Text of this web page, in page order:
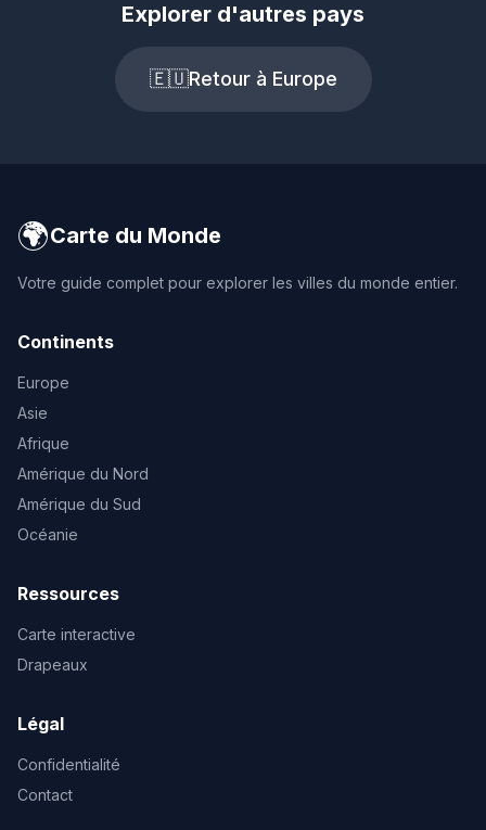
Explorer d'autres pays
🇪🇺Retour à Europe
🌍Carte du Monde
Votre guide complet pour explorer les villes du monde entier.
Continents
Europe
Asie
Afrique
Amérique du Nord
Amérique du Sud
Océanie
Ressources
Carte interactive
Drapeaux
Légal
Confidentialité
Contact